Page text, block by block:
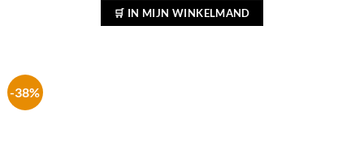
prijs
was:
prijs
is:
🛒 IN MIJN WINKELMAND
-38%